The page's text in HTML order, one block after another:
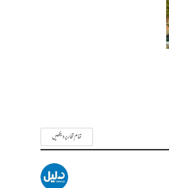
تمام تحاریر دیکھیں